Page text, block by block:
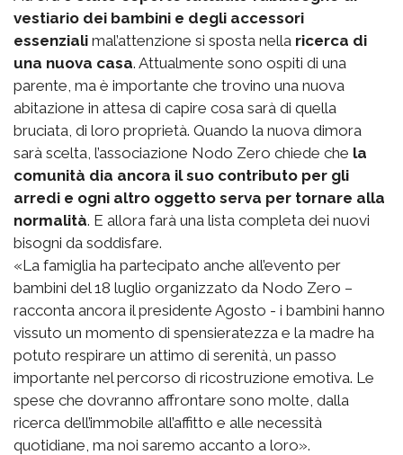
vestiario dei bambini e degli accessori
essenziali mal’attenzione si sposta nella ricerca di
una nuova casa. Attualmente sono ospiti di una
parente, ma è importante che trovino una nuova
abitazione in attesa di capire cosa sarà di quella
bruciata, di loro proprietà. Quando la nuova dimora
sarà scelta, l’associazione Nodo Zero chiede che la
comunità dia ancora il suo contributo per gli
arredi e ogni altro oggetto serva per tornare alla
normalità. E allora farà una lista completa dei nuovi
bisogni da soddisfare.
«La famiglia ha partecipato anche all’evento per
bambini del 18 luglio organizzato da Nodo Zero –
racconta ancora il presidente Agosto - i bambini hanno
vissuto un momento di spensieratezza e la madre ha
potuto respirare un attimo di serenità, un passo
importante nel percorso di ricostruzione emotiva. Le
spese che dovranno affrontare sono molte, dalla
ricerca dell’immobile all’affitto e alle necessità
quotidiane, ma noi saremo accanto a loro».